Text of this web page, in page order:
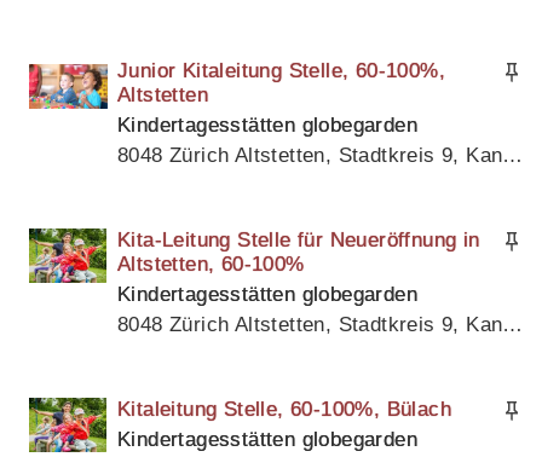
Junior Kitaleitung Stelle, 60-100%,
Altstetten
Kindertagesstätten globegarden
8048 Zürich Altstetten, Stadtkreis 9, Kanton Zürich
Kita-Leitung Stelle für Neueröffnung in
Altstetten, 60-100%
Kindertagesstätten globegarden
8048 Zürich Altstetten, Stadtkreis 9, Kanton Zürich
Kitaleitung Stelle, 60-100%, Bülach
Kindertagesstätten globegarden